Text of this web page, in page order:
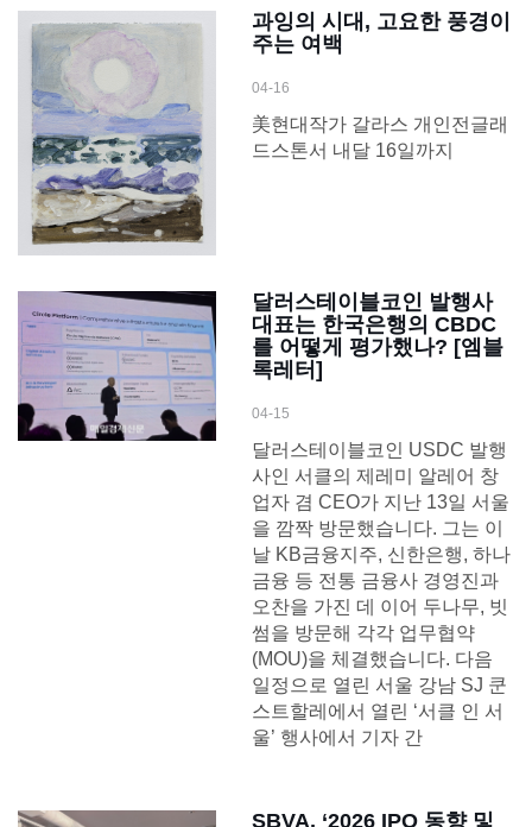
과잉의 시대, 고요한 풍경이
주는 여백
04-16
美현대작가 갈라스 개인전글래
드스톤서 내달 16일까지
달러스테이블코인 발행사
대표는 한국은행의 CBDC
를 어떻게 평가했나? [엠블
록레터]
04-15
달러스테이블코인 USDC 발행
사인 서클의 제레미 알레어 창
업자 겸 CEO가 지난 13일 서울
을 깜짝 방문했습니다. 그는 이
날 KB금융지주, 신한은행, 하나
금융 등 전통 금융사 경영진과
오찬을 가진 데 이어 두나무, 빗
썸을 방문해 각각 업무협약
(MOU)을 체결했습니다. 다음
일정으로 열린 서울 강남 SJ 쿤
스트할레에서 열린 ‘서클 인 서
울’ 행사에서 기자 간
SBVA, ‘2026 IPO 동향 및